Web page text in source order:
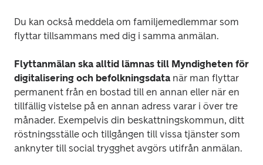
Du kan också meddela om familjemedlemmar som
flyttar tillsammans med dig i samma anmälan.
Flyttanmälan ska alltid lämnas till Myndigheten för
digitalisering och befolkningsdata när man flyttar
permanent från en bostad till en annan eller när en
tillfällig vistelse på en annan adress varar i över tre
månader. Exempelvis din beskattningskommun, ditt
röstningsställe och tillgången till vissa tjänster som
anknyter till social trygghet avgörs utifrån anmälan.